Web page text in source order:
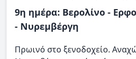
9η ημέρα: Βερολίνο -
- Νυρεμβέργη
Πρωινό στο ξενοδοχείο.